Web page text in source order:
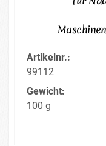
Artikelnr.:
99112
Gewicht:
100 g